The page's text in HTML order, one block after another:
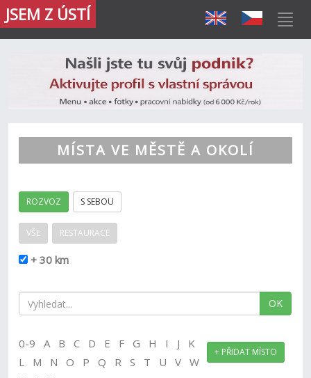
JSEM Z ÚSTÍ
MÍSTA VE MĚSTĚ A OKOLÍ
ROZVOZ S SEBOU
VŠE RESTAURACE
+ 30 km
OK
+ PŘIDAT MÍSTO
0-9 A B C D E F G H I J K
L M N O P Q R S T U V W